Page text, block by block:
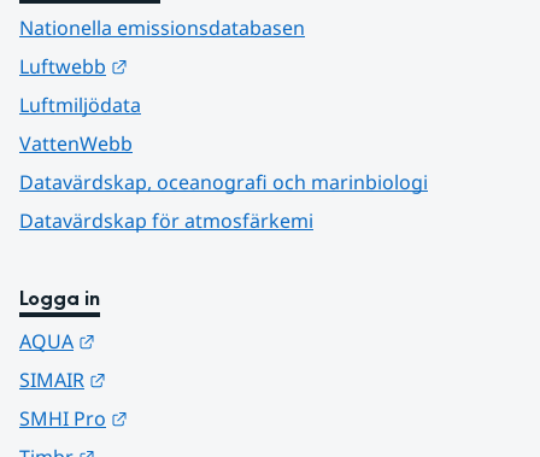
Nationella emissionsdatabasen
Luftwebb
Luftmiljödata
VattenWebb
Datavärdskap, oceanografi och marinbiologi
Datavärdskap för atmosfärkemi
Logga in
AQUA
SIMAIR
SMHI Pro